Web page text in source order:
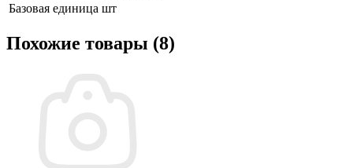
Базовая единица шт
Похожие товары (8)